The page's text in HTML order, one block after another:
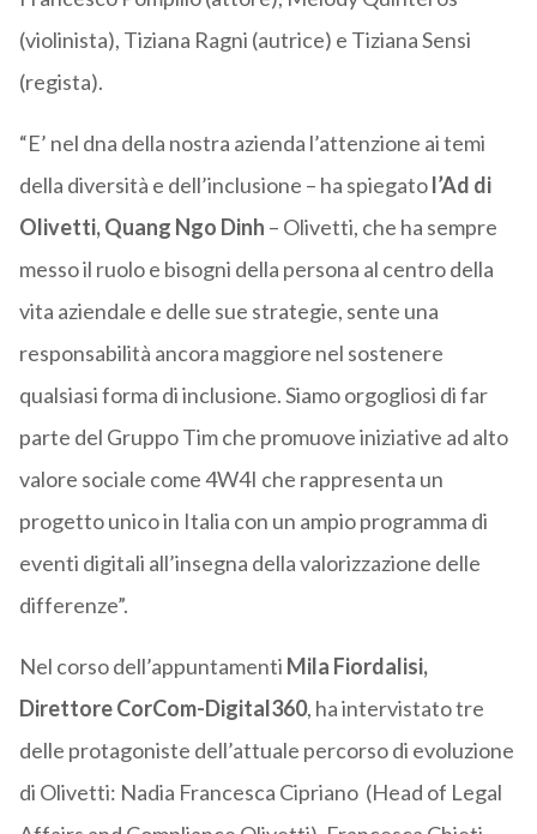
(violinista), Tiziana Ragni (autrice) e Tiziana Sensi
(regista).
“E’ nel dna della nostra azienda l’attenzione ai temi
della diversità e dell’inclusione – ha spiegatol’Ad di
Olivetti, Quang Ngo Dinh – Olivetti, che ha sempre
messo il ruolo e bisogni della persona al centro della
vita aziendale e delle sue strategie, sente una
responsabilità ancora maggiore nel sostenere
qualsiasi forma di inclusione. Siamo orgogliosi di far
parte del Gruppo Tim che promuove iniziative ad alto
valore sociale come 4W4I che rappresenta un
progetto unico in Italia con un ampio programma di
eventi digitali all’insegna della valorizzazione delle
differenze”.
Nel corso dell’appuntamenti Mila Fiordalisi,
Direttore CorCom-Digital360, ha intervistato tre
delle protagoniste dell’attuale percorso di evoluzione
di Olivetti: Nadia Francesca Cipriano (Head of Legal